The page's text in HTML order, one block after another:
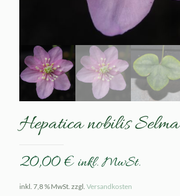
Hepatica nobilis Selma
20,00€ inkl. MwSt.
inkl. 7,8 % MwSt. zzgl. Versandkosten